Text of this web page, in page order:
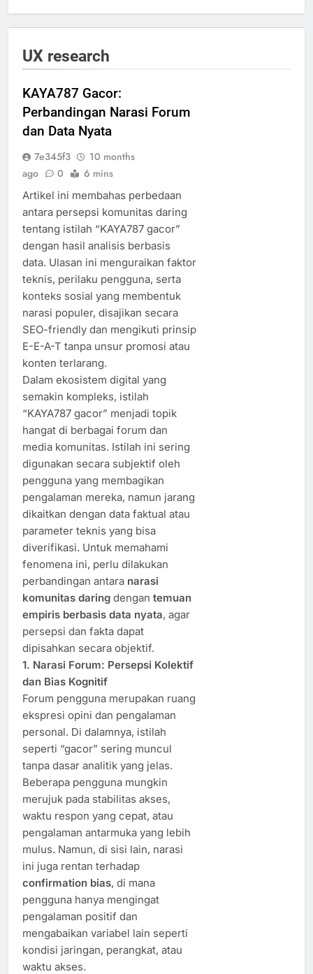
UX research
KAYA787 Gacor:
Perbandingan Narasi Forum
dan Data Nyata
7e345f3
10 months
ago
0 6 mins
Artikel ini membahas perbedaan
antara persepsi komunitas daring
tentang istilah “KAYA787 gacor”
dengan hasil analisis berbasis
data. Ulasan ini menguraikan faktor
teknis, perilaku pengguna, serta
konteks sosial yang membentuk
narasi populer, disajikan secara
SEO-friendly dan mengikuti prinsip
E-E-A-T tanpa unsur promosi atau
konten terlarang.
Dalam ekosistem digital yang
semakin kompleks, istilah
“KAYA787 gacor” menjadi topik
hangat di berbagai forum dan
media komunitas. Istilah ini sering
digunakan secara subjektif oleh
pengguna yang membagikan
pengalaman mereka, namun jarang
dikaitkan dengan data faktual atau
parameter teknis yang bisa
diverifikasi. Untuk memahami
fenomena ini, perlu dilakukan
perbandingan antara narasi
komunitas daring dengan temuan
empiris berbasis data nyata, agar
persepsi dan fakta dapat
dipisahkan secara objektif.
1. Narasi Forum: Persepsi Kolektif
dan Bias Kognitif
Forum pengguna merupakan ruang
ekspresi opini dan pengalaman
personal. Di dalamnya, istilah
seperti “gacor” sering muncul
tanpa dasar analitik yang jelas.
Beberapa pengguna mungkin
merujuk pada stabilitas akses,
waktu respon yang cepat, atau
pengalaman antarmuka yang lebih
mulus. Namun, di sisi lain, narasi
ini juga rentan terhadap
confirmation bias, di mana
pengguna hanya mengingat
pengalaman positif dan
mengabaikan variabel lain seperti
kondisi jaringan, perangkat, atau
waktu akses.